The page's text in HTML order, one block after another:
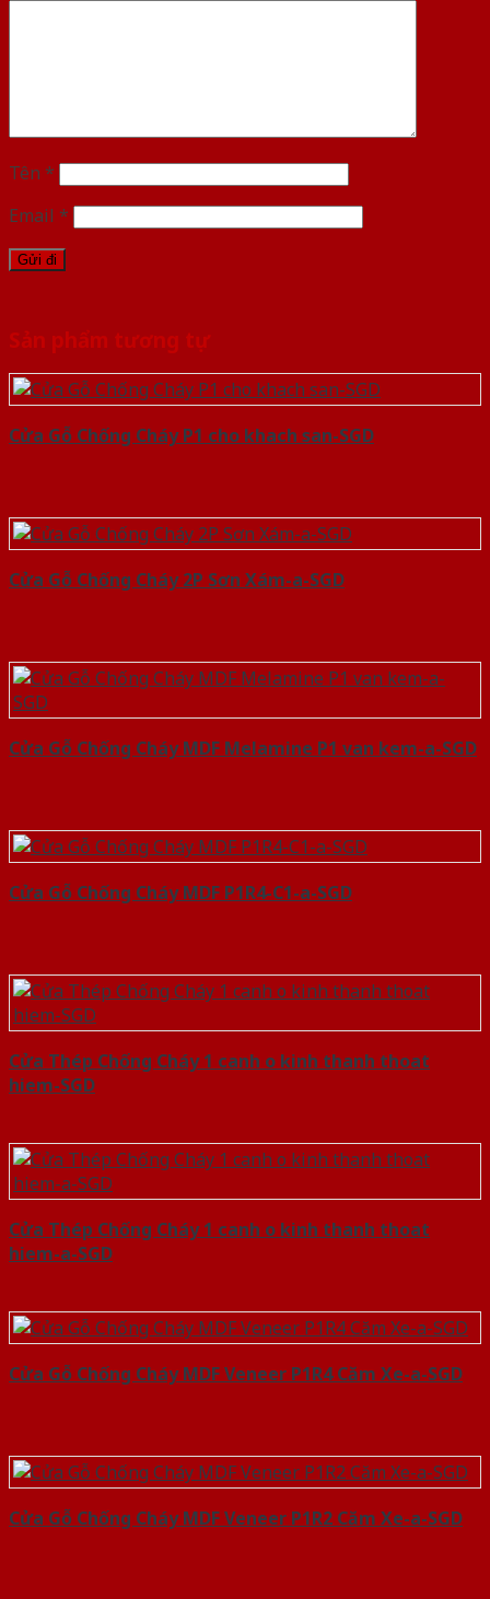
Tên *
Email *
Sản phẩm tương tự
Cửa Gỗ Chống Cháy P1 cho khach san-SGD
Cửa Gỗ Chống Cháy 2P Sơn Xám-a-SGD
Cửa Gỗ Chống Cháy MDF Melamine P1 van kem-a-SGD
Cửa Gỗ Chống Cháy MDF P1R4-C1-a-SGD
Cửa Thép Chống Cháy 1 canh o kinh thanh thoat
hiem-SGD
Cửa Thép Chống Cháy 1 canh o kinh thanh thoat
hiem-a-SGD
Cửa Gỗ Chống Cháy MDF Veneer P1R4 Căm Xe-a-SGD
Cửa Gỗ Chống Cháy MDF Veneer P1R2 Căm Xe-a-SGD